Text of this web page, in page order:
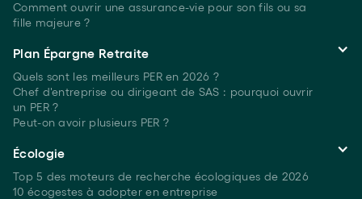
Comment ouvrir une assurance-vie pour son fils ou sa
fille majeure ?
Plan Épargne Retraite
Quels sont les meilleurs PERen 2026 ?
Chef d'entreprise ou dirigeant de SAS : pourquoi ouvrir
un PER ?
Peut-on avoir plusieurs PER ?
Écologie
Top 5 des moteurs de recherche écologiques de 2026
10 écogestes à adopter en entreprise